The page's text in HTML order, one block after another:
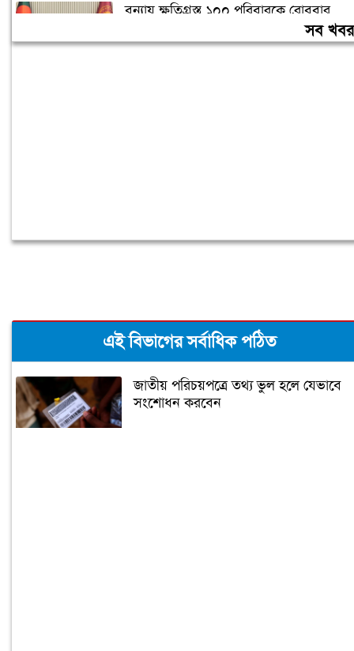
বন্যায় ক্ষতিগ্রস্ত ১০০ পরিবারকে রোববার
সব
এই বিভাগের সর্বাধিক পঠিত
জাতীয় পরিচয়পত্রে তথ্য ভুল হলে যেভাবে
সংশোধন করবেন